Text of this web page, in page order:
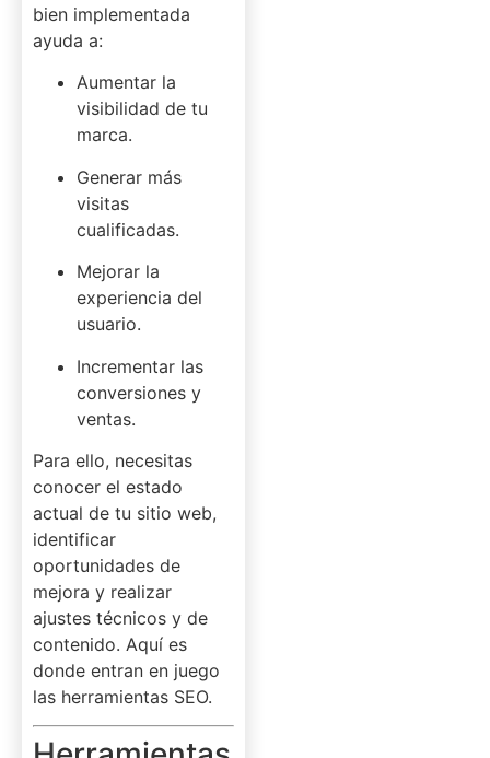
bien implementada
ayuda a:
Aumentar la
visibilidad de tu
marca.
Generar más
visitas
cualificadas.
Mejorar la
experiencia del
usuario.
Incrementar las
conversiones y
ventas.
Para ello, necesitas
conocer el estado
actual de tu sitio web,
identificar
oportunidades de
mejora y realizar
ajustes técnicos y de
contenido. Aquí es
donde entran en juego
las herramientas SEO.